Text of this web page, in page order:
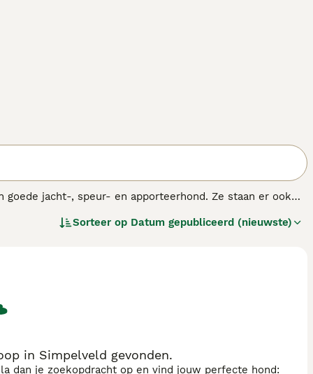
jacht-, speur- en apporteerhond. Ze staan er ook
Sorteer op Datum gepubliceerd (nieuwste)
in Simpelveld gevonden.
dan je zoekopdracht op en vind jouw perfecte hond: